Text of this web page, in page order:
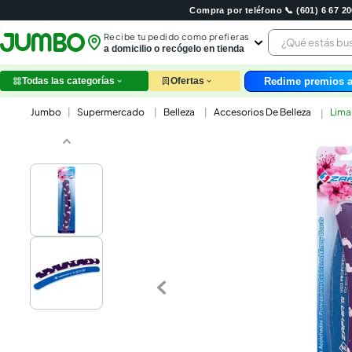
Compra por teléfono 📞 (601) 6 67
Recibe tu pedido como prefieras
a domicilio o recógelo en tienda
¿Qué estás
leche
pollo
carne
Todas las categorías Ofertas Redime premios
Supermercado Belleza Accesorios De Belleza